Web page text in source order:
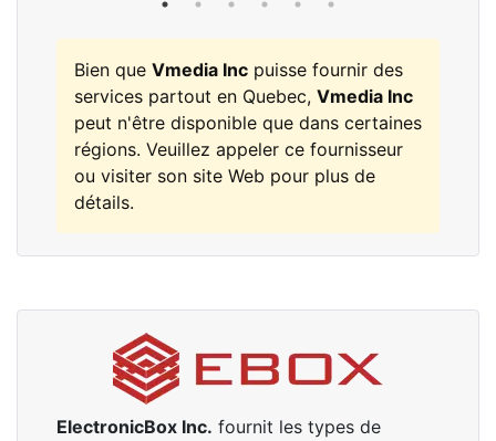
Bien que Vmedia Inc puisse fournir des
services partout en Quebec, Vmedia Inc
peut n'être disponible que dans certaines
régions. Veuillez appeler ce fournisseur
ou visiter son site Web pour plus de
détails.
ElectronicBox Inc. fournit les types de